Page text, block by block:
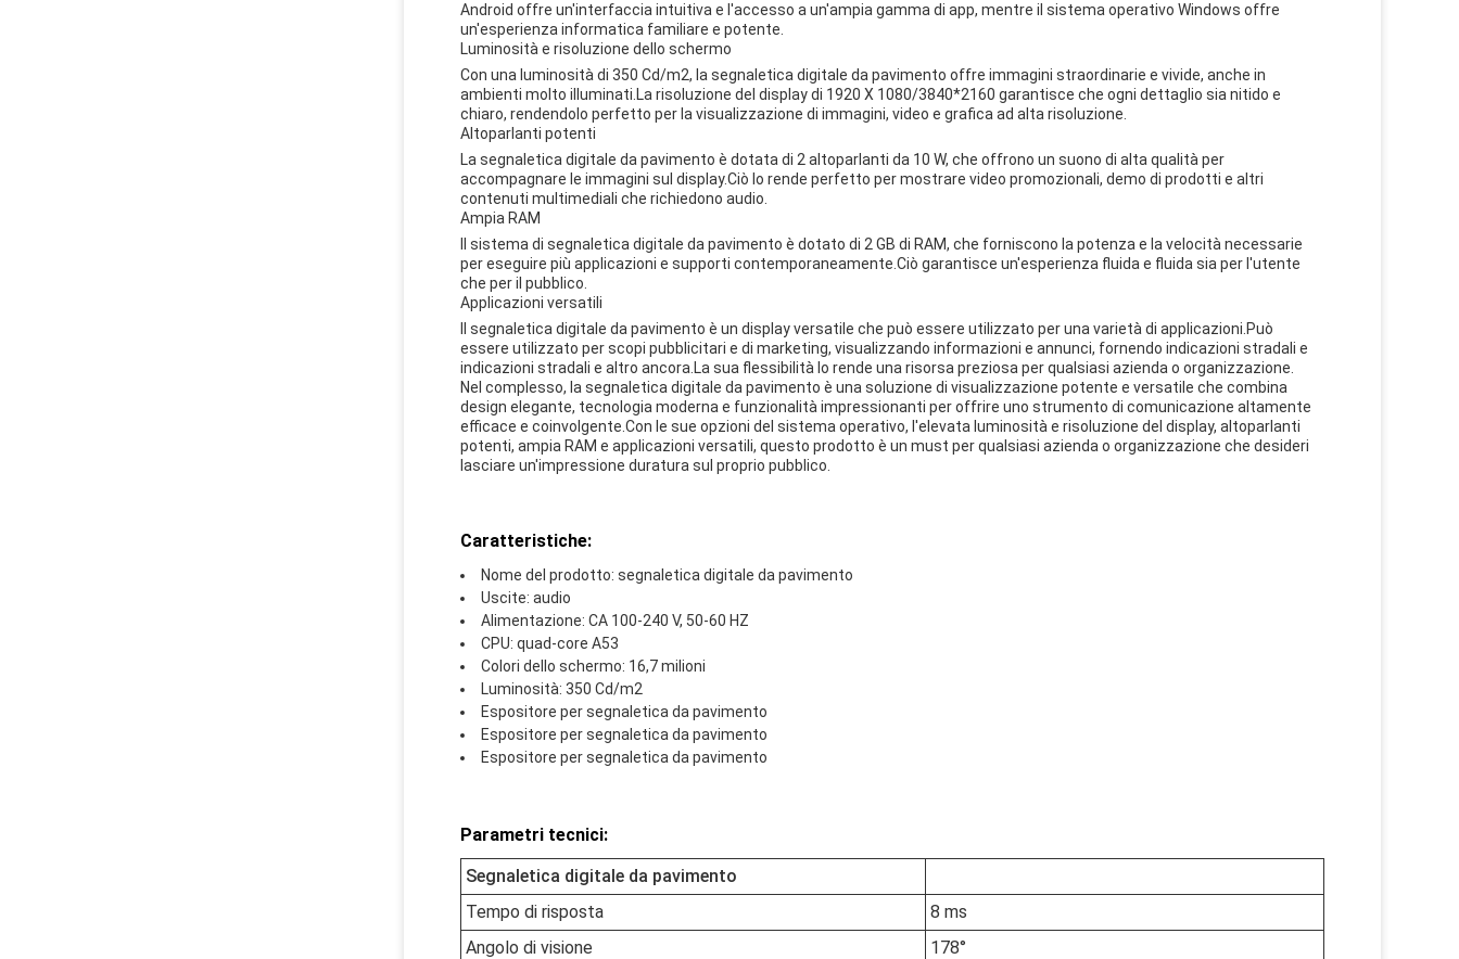
Android offre un'interfaccia intuitiva e l'accesso a un'ampia gamma di app, mentre il sistema operativo Windows offre
un'esperienza informatica familiare e potente.
Luminosità e risoluzione dello schermo
Con una luminosità di 350 Cd/m2, la segnaletica digitale da pavimento offre immagini straordinarie e vivide, anche in
ambienti molto illuminati.La risoluzione del display di 1920 X 1080/3840*2160 garantisce che ogni dettaglio sia nitido e
chiaro, rendendolo perfetto per la visualizzazione di immagini, video e grafica ad alta risoluzione.
Altoparlanti potenti
La segnaletica digitale da pavimento è dotata di 2 altoparlanti da 10 W, che offrono un suono di alta qualità per
accompagnare le immagini sul display.Ciò lo rende perfetto per mostrare video promozionali, demo di prodotti e altri
contenuti multimediali che richiedono audio.
Ampia RAM
Il sistema di segnaletica digitale da pavimento è dotato di 2 GB di RAM, che forniscono la potenza e la velocità necessarie
per eseguire più applicazioni e supporti contemporaneamente.Ciò garantisce un'esperienza fluida e fluida sia per l'utente
che per il pubblico.
Applicazioni versatili
Il segnaletica digitale da pavimento è un display versatile che può essere utilizzato per una varietà di applicazioni.Può
essere utilizzato per scopi pubblicitari e di marketing, visualizzando informazioni e annunci, fornendo indicazioni stradali e
indicazioni stradali e altro ancora.La sua flessibilità lo rende una risorsa preziosa per qualsiasi azienda o organizzazione.
Nel complesso, la segnaletica digitale da pavimento è una soluzione di visualizzazione potente e versatile che combina
design elegante, tecnologia moderna e funzionalità impressionanti per offrire uno strumento di comunicazione altamente
efficace e coinvolgente.Con le sue opzioni del sistema operativo, l'elevata luminosità e risoluzione del display, altoparlanti
potenti, ampia RAM e applicazioni versatili, questo prodotto è un must per qualsiasi azienda o organizzazione che desideri
lasciare un'impressione duratura sul proprio pubblico.
Caratteristiche:
Nome del prodotto: segnaletica digitale da pavimento
Uscite: audio
Alimentazione: CA 100-240 V, 50-60 HZ
CPU: quad-core A53
Colori dello schermo: 16,7 milioni
Luminosità: 350 Cd/m2
Espositore per segnaletica da pavimento
Espositore per segnaletica da pavimento
Espositore per segnaletica da pavimento
Parametri tecnici:
Segnaletica digitale da pavimento
Tempo di risposta
8 ms
Angolo di visione
178°